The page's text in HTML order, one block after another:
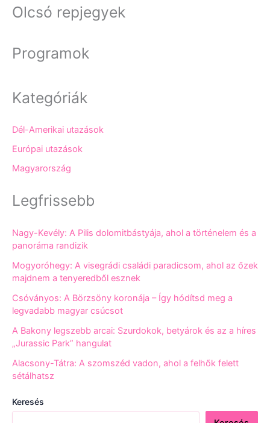
Olcsó repjegyek
Programok
Kategóriák
Dél-Amerikai utazások
Európai utazások
Magyarország
Legfrissebb
Nagy-Kevély: A Pilis dolomitbástyája, ahol a történelem és a
panoráma randizik
Mogyoróhegy: A visegrádi családi paradicsom, ahol az őzek
majdnem a tenyeredből esznek
Csóványos: A Börzsöny koronája – Így hódítsd meg a
legvadabb magyar csúcsot
A Bakony legszebb arcai: Szurdokok, betyárok és az a híres
„Jurassic Park” hangulat
Alacsony-Tátra: A szomszéd vadon, ahol a felhők felett
sétálhatsz
Keresés